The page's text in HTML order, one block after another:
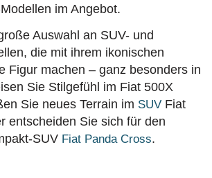
im Angebot.
Auswahl an SUV- und
die mit ihrem ikonischen
Figur machen – ganz besonders in
Sie Stilgefühl im Fiat 500X
Sie neues Terrain im SUV Fiat
entscheiden Sie sich für den
SUV Fiat Panda Cross.